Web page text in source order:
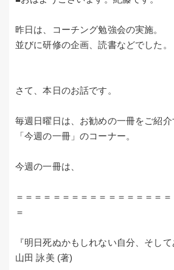
昨日は、コーチング勉強会の実施。
並びに研修の企画、読書などでした。
さて、本日のお話です。
毎週日曜日は、お勧めの一冊をご紹介
「今週の一冊」のコーナー。
今週の一冊は、
＝＝＝＝＝＝＝＝＝＝＝＝＝＝＝＝
＝
『明日死ぬかもしれない自分、そして
山田 詠美 (著)